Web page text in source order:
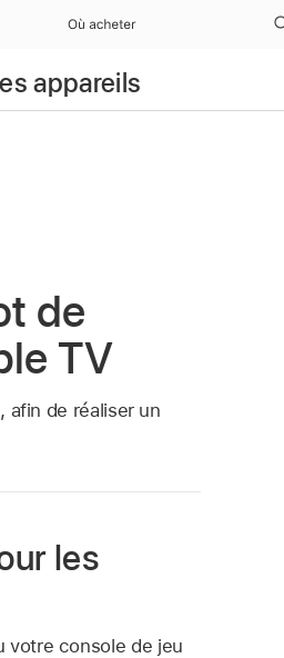
Où acheter
appareils
de
TV
afin de réaliser un
les
votre console de jeu